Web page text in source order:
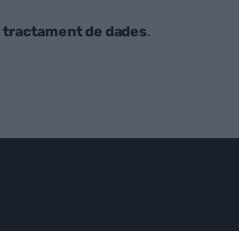
tractament de dades.